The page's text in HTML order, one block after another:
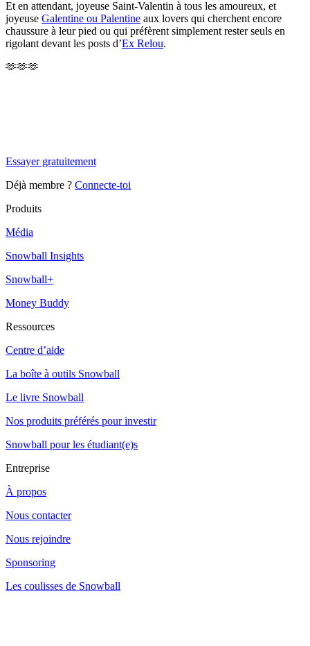
Et en attendant, joyeuse Saint-Valentin à tous les amoureux, et
joyeuse Galentine ou Palentine aux lovers qui cherchent encore
chaussure à leur pied ou qui préfèrent simplement rester seuls en
rigolant devant les posts d’Ex Relou.
🫶🫶🫶
Essayer gratuitement
Déjà membre ? Connecte-toi
Produits
Média
Snowball Insights
Snowball+
Money Buddy
Ressources
Centre d’aide
La boîte à outils Snowball
Le livre Snowball
Nos produits préférés pour investir
Snowball pour les étudiant(e)s
Entreprise
À propos
Nous contacter
Nous rejoindre
Sponsoring
Les coulisses de Snowball